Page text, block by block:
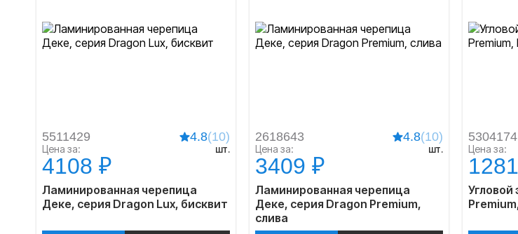
5511429 4.8(10)
Цена за: шт.
4108 ₽
Ламинированная черепица
Деке, серия Dragon Lux, бисквит
2618643 4.8(10)
Цена за: шт.
3409 ₽
Ламинированная черепица
Деке, серия Dragon Premium,
слива
5304174
Цена за:
Угловой